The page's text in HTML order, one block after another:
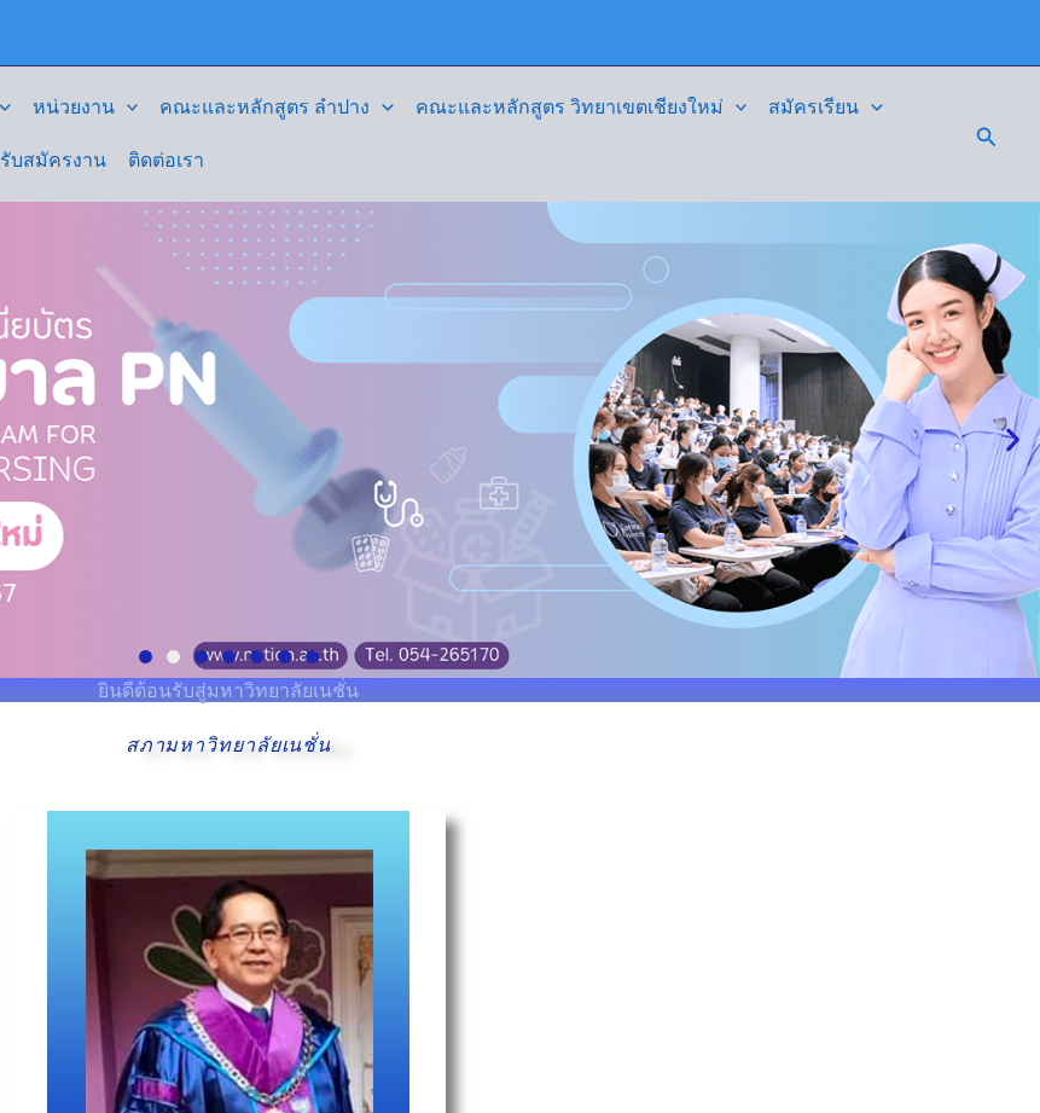
หน่วยงาน คณะและหลักสูตร ลำปาง คณะและหลักสูตร วิทยาเขตเชียงใหม่ สมัครเรียน
รับสมัครงาน ติดต่อเรา
ยินดีต้อนรับสู่มหาวิทยาลัยเนชั่น
สภามหาวิทยาลัยเนชั่น